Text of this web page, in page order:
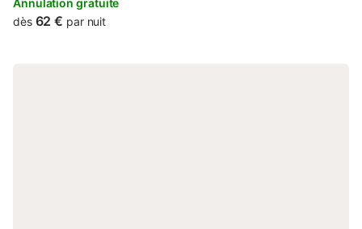
Abbey, the property provides a garden and free private
parking.
Annulation gratuite
dès 62 € par nuit